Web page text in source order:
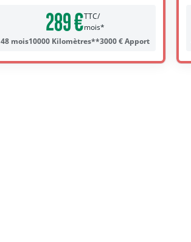
289 €TTC/
mois*
48 mois10000 Kilomètres**3000 € Apport